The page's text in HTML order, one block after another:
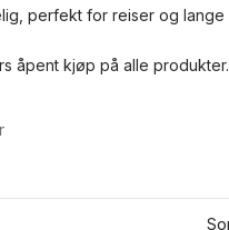
perfekt for reiser og lange
åpent kjøp på alle produkter.